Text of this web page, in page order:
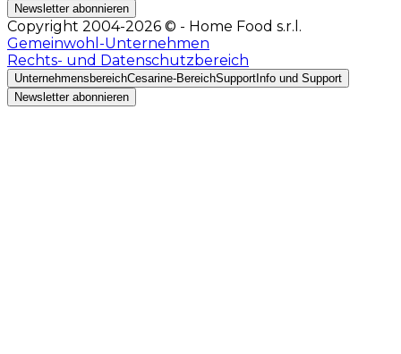
Newsletter abonnieren
Copyright 2004-2026 © - Home Food s.r.l.
Gemeinwohl-Unternehmen
Rechts- und Datenschutzbereich
UnternehmensbereichCesarine-BereichSupport Info und Support
Newsletter abonnieren